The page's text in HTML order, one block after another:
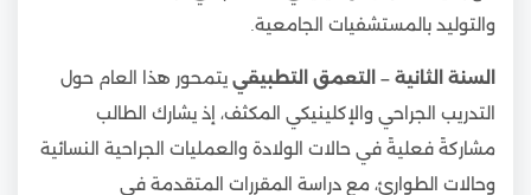
والتوليد بالمستشفيات الجامعية.
السنة الثانية – التعمق التطبيقي يتمحور هذا العام حول
التدريب الجراحي والإكلينيكي المكثف، إذ يشارك الطالب
مشاركةً فعليةً في حالات الولادة والعمليات الجراحية النسائية
وحالات الطوارئ، مع دراسة المقررات المتقدمة في